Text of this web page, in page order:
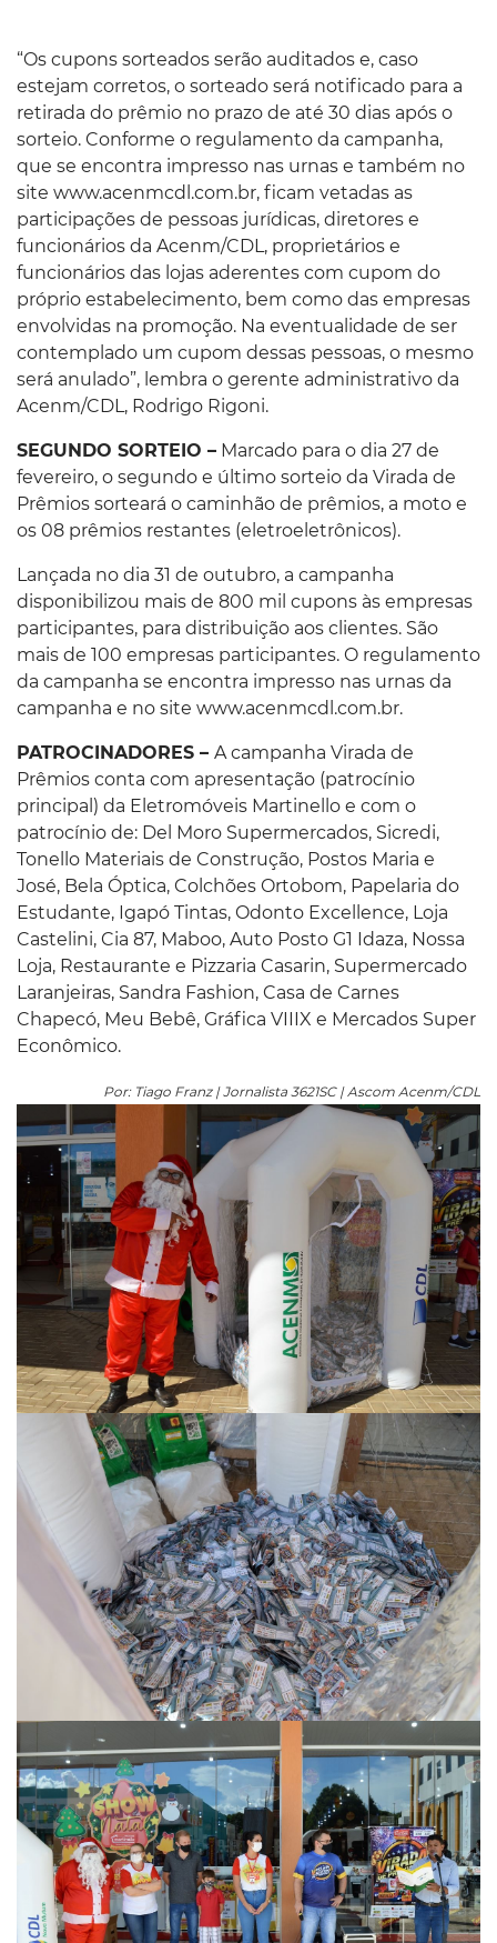
“Os cupons sorteados serão auditados e, caso
estejam corretos, o sorteado será notificado para a
retirada do prêmio no prazo de até 30 dias após o
sorteio. Conforme o regulamento da campanha,
que se encontra impresso nas urnas e também no
site www.acenmcdl.com.br, ficam vetadas as
participações de pessoas jurídicas, diretores e
funcionários da Acenm/CDL, proprietários e
funcionários das lojas aderentes com cupom do
próprio estabelecimento, bem como das empresas
envolvidas na promoção. Na eventualidade de ser
contemplado um cupom dessas pessoas, o mesmo
será anulado”, lembra o gerente administrativo da
Acenm/CDL, Rodrigo Rigoni.
SEGUNDO SORTEIO – Marcado para o dia 27 de
fevereiro, o segundo e último sorteio da Virada de
Prêmios sorteará o caminhão de prêmios, a moto e
os 08 prêmios restantes (eletroeletrônicos).
Lançada no dia 31 de outubro, a campanha
disponibilizou mais de 800 mil cupons às empresas
participantes, para distribuição aos clientes. São
mais de 100 empresas participantes. O regulamento
da campanha se encontra impresso nas urnas da
campanha e no site www.acenmcdl.com.br.
PATROCINADORES – A campanha Virada de
Prêmios conta com apresentação (patrocínio
principal) da Eletromóveis Martinello e com o
patrocínio de: Del Moro Supermercados, Sicredi,
Tonello Materiais de Construção, Postos Maria e
José, Bela Óptica, Colchões Ortobom, Papelaria do
Estudante, Igapó Tintas, Odonto Excellence, Loja
Castelini, Cia 87, Maboo, Auto Posto G1 Idaza, Nossa
Loja, Restaurante e Pizzaria Casarin, Supermercado
Laranjeiras, Sandra Fashion, Casa de Carnes
Chapecó, Meu Bebê, Gráfica VIIIX e Mercados Super
Econômico.
Por: Tiago Franz | Jornalista 3621SC | Ascom Acenm/CDL